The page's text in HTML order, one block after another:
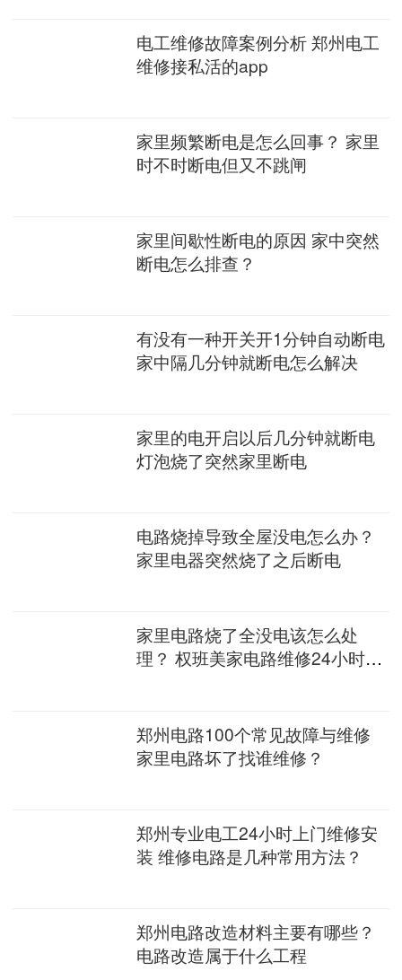
电工维修故障案例分析 郑州电工
维修接私活的app
家里频繁断电是怎么回事？ 家里
时不时断电但又不跳闸
家里间歇性断电的原因 家中突然
断电怎么排查？
有没有一种开关开1分钟自动断电
家中隔几分钟就断电怎么解决
家里的电开启以后几分钟就断电
灯泡烧了突然家里断电
电路烧掉导致全屋没电怎么办？
家里电器突然烧了之后断电
家里电路烧了全没电该怎么处
理？ 权班美家电路维修24小时上
郑州电路100个常见故障与维修
家里电路坏了找谁维修？
郑州专业电工24小时上门维修安
装 维修电路是几种常用方法？
郑州电路改造材料主要有哪些？
电路改造属于什么工程